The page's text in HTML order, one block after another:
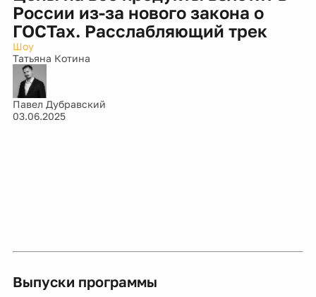
России из-за нового закона о
ГОСТах. Расслабляющий трек
Шоу
Татьяна Котина
Павел Дубравский
03.06.2025
Выпуски программы